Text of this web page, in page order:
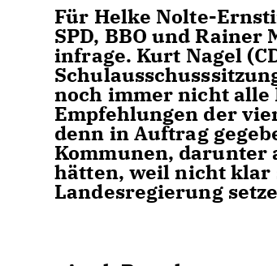
Für Helke Nolte-
SPD, BBO und
infrage. Kurt Nagel
noch immer nicht alle
Empfehlungen der
denn in Auftrag
Kommunen, darunter
hätten, weil nicht klar
Landesregierung